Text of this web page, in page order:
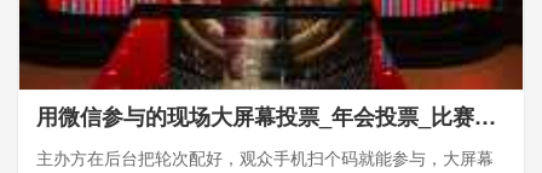
用微信参与的现场大屏幕投票_年会投票_比赛投票_思讯互动
主办方在后台把轮次配好，观众手机扫个码就能参与，大屏幕